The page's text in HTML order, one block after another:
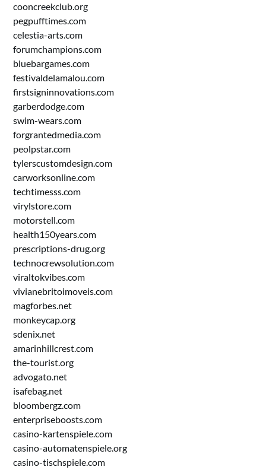
cooncreekclub.org
pegpufftimes.com
celestia-arts.com
forumchampions.com
bluebargames.com
festivaldelamalou.com
firstsigninnovations.com
garberdodge.com
swim-wears.com
forgrantedmedia.com
peolpstar.com
tylerscustomdesign.com
carworksonline.com
techtimesss.com
virylstore.com
motorstell.com
health150years.com
prescriptions-drug.org
technocrewsolution.com
viraltokvibes.com
vivianebritoimoveis.com
magforbes.net
monkeycap.org
sdenix.net
amarinhillcrest.com
the-tourist.org
advogato.net
isafebag.net
bloombergz.com
enterpriseboosts.com
casino-kartenspiele.com
casino-automatenspiele.org
casino-tischspiele.com